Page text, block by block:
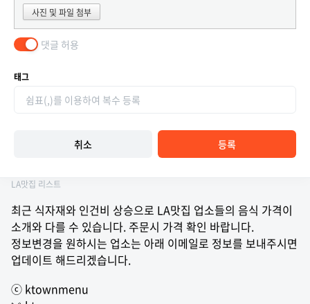
사진 및 파일 첨부
댓글 허용
태그
취소 등록
LA맛집 리스트
최근 식자재와 인건비 상승으로 LA맛집 업소들의 음식 가격이
소개와 다를 수 있습니다. 주문시 가격 확인 바랍니다.
정보변경을 원하시는 업소는 아래 이메일로 정보를 보내주시면
업데이트 해드리겠습니다.
ⓒ ktownmenu